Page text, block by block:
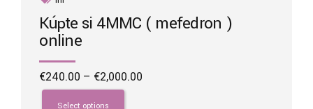
Kúpte si 4MMC ( mefedron )
online
€240.00 – €2,000.00
Select options
This
product